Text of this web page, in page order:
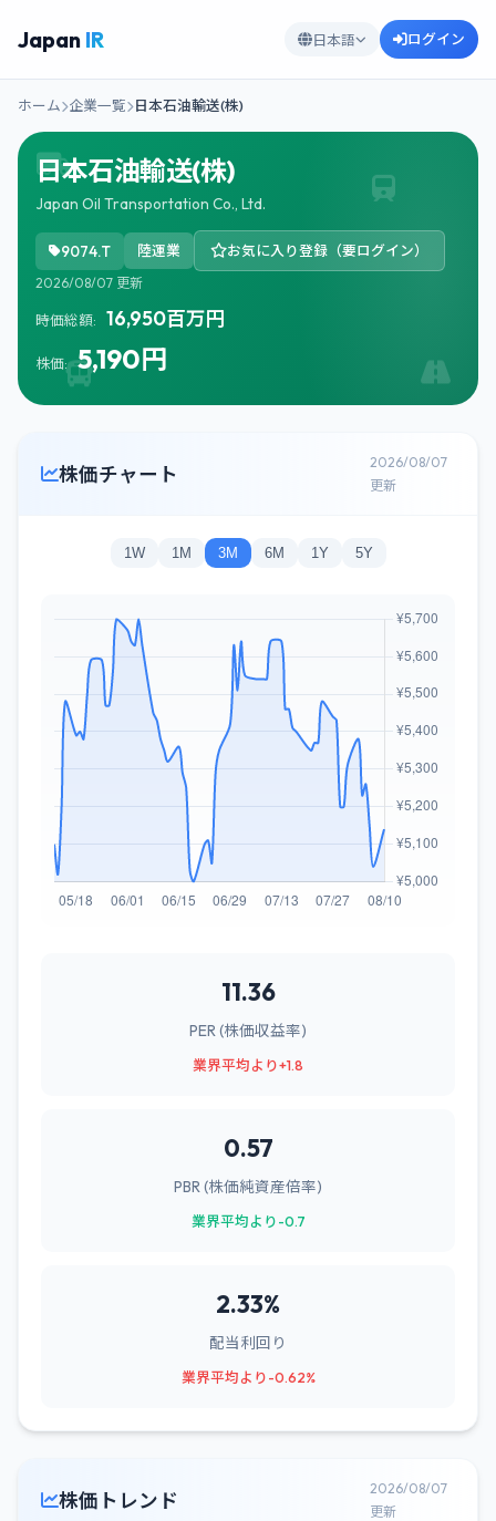
Japan IR 日本語 ログイン
ホーム 企業一覧 日本石油輸送(株)
日本石油輸送(株)
Japan Oil Transportation Co., Ltd.
9074.T 陸運業 お気に入り登録（要ログイン）
2026/08/07 更新
時価総額: 16,950百万円
株価: 5,190円
株価チャート
2026/08/07
更新
1W 1M 3M 6M 1Y 5Y
11.36
PER (株価収益率)
業界平均より+1.8
0.57
PBR (株価純資産倍率)
業界平均より-0.7
2.33%
配当利回り
業界平均より-0.62%
株価トレンド
2026/08/07
更新